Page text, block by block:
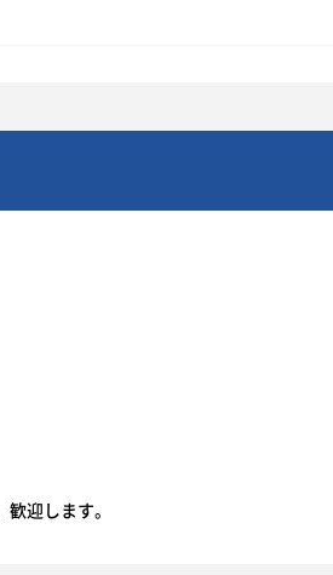
迎します。